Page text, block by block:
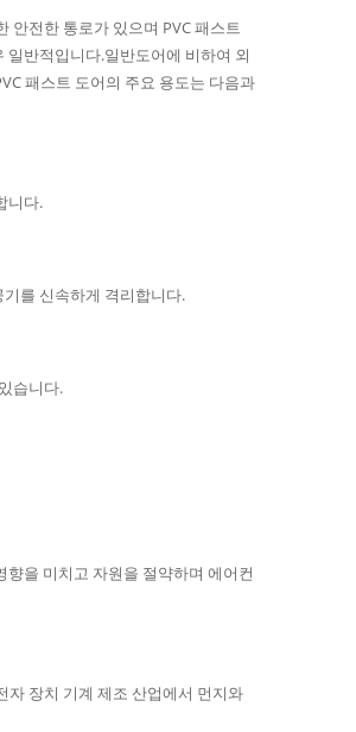
안전한 통로가 있으며 PVC 패스트
반적입니다.일반도어에 비하여 외
패스트 도어의 주요 용도는 다음과
니다.
를 신속하게 격리합니다.
습니다.
을 미치고 자원을 절약하며 에어컨
자 장치 기계 제조 산업에서 먼지와